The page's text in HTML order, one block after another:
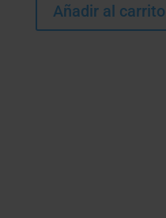
Añadir al carrito